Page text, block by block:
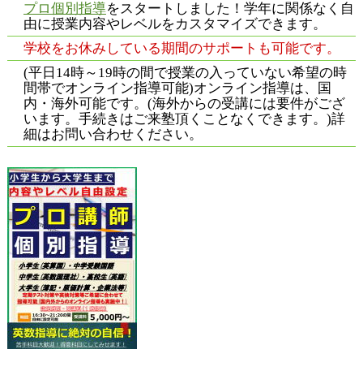
プロ個別指導をスタートしました！学年に関係なく自
由に授業内容やレベルをカスタマイズできます。
学校をお休みしている期間のサポートも可能です。
(平日14時～19時の間で授業の入っていない希望の時
間帯でオンライン指導可能)オンライン指導は、国
内・海外可能です。(海外からの受講には要件がござ
います。手続きはご来塾頂くことなくできます。)詳
細はお問い合わせください。